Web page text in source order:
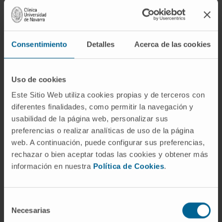
Consentimiento Detalles Acerca de las cookies
Uso de cookies
Este Sitio Web utiliza cookies propias y de terceros con
diferentes finalidades, como permitir la navegación y
usabilidad de la página web, personalizar sus
preferencias o realizar analíticas de uso de la página
web. A continuación, puede configurar sus preferencias,
rechazar o bien aceptar todas las cookies y obtener más
información en nuestra Política de Cookies.
Necesarias
visto, también el de algunas enciclopedias
institucionales como MedlinePlus— equipara
determinadas circunstancias. Esa sensación
es, en lenguaje médico, otra cosa.
La quemazón detrás del esternón se
denomina
pirosis
, y se produce cuando el
contenido ácido del estómago asciende al
esófago a través de un esfínter esofágico
inferior que no cierra adecuadamente. El
el contacto del ácido con su pared genera la
sensación dolorosa característica. La causa